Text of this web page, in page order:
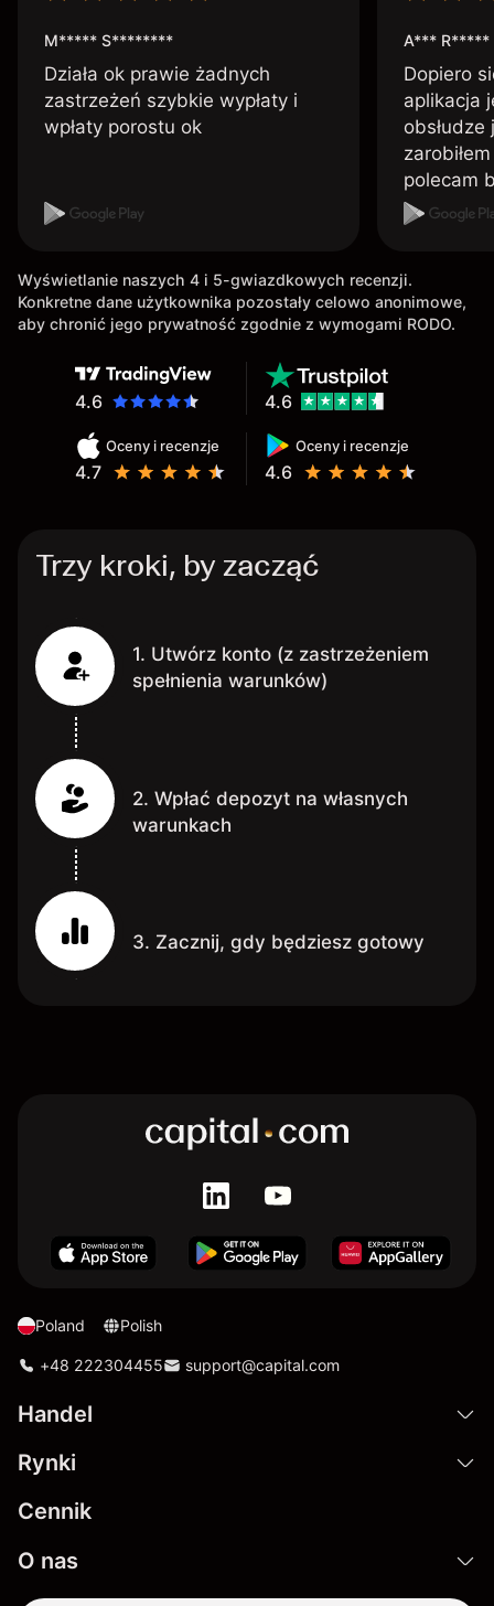
M***** S********
Działa ok prawie żadnych
zastrzeżeń szybkie wypłaty i
wpłaty porostu ok
A*** R*****
Dopiero
aplikacja
polecam
Wyświetlanie naszych 4 i 5-gwiazdkowych recenzji.
Konkretne dane użytkownika pozostały celowo anonimowe,
aby chronić jego prywatność zgodnie z wymogami RODO.
4.6
Oceny i recenzje
4.7
Oceny i recenzje
4.6
4.6
Trzy kroki, by zacząć
1. Utwórz konto (z zastrzeżeniem
spełnienia warunków)
2. Wpłać depozyt na własnych
warunkach
3. Zacznij, gdy będziesz gotowy
Poland Polish
+48 222304455 support@capital.com
Handel
Rynki
Cennik
O nas